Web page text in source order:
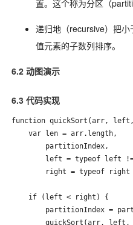
置。这个称为分区（
递归地（recursive）把
值元素的子数列排序。
6.2 动图演示
6.3 代码实现
function quickSort(arr,
    var len = arr.length,
        partitionIndex,
left = typeof left
right = typeof
    if (left < right) {
partitionIndex =
quickSort(arr, left,